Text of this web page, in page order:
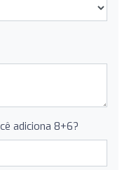
adiciona 8+6?